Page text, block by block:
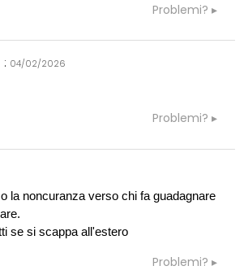
Problemi?
: 04/02/2026
Problemi?
la noncuranza verso chi fa guadagnare
se si scappa all'estero
Problemi?